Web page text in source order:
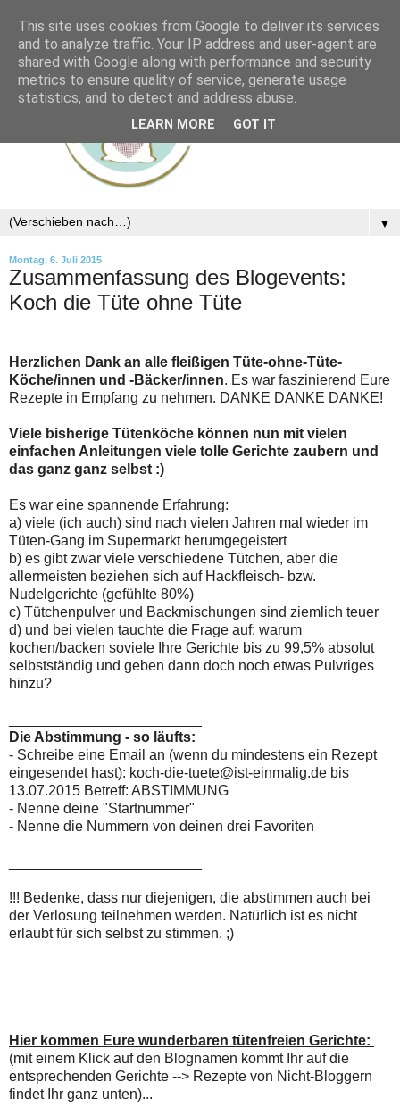
▼
Montag, 6. Juli 2015
Zusammenfassung des Blogevents:
Koch die Tüte ohne Tüte
Herzlichen Dank an alle fleißigen Tüte-ohne-Tüte-
Köche/innen und -Bäcker/innen. Es war faszinierend Eure
Rezepte in Empfang zu nehmen. DANKE DANKE DANKE!
Viele bisherige Tütenköche können nun mit vielen
einfachen Anleitungen viele tolle Gerichte zaubern und
das ganz ganz selbst :)
Es war eine spannende Erfahrung:
a) viele (ich auch) sind nach vielen Jahren mal wieder im
Tüten-Gang im Supermarkt herumgegeistert
b) es gibt zwar viele verschiedene Tütchen, aber die
allermeisten beziehen sich auf Hackfleisch- bzw.
Nudelgerichte (gefühlte 80%)
c) Tütchenpulver und Backmischungen sind ziemlich teuer
d) und bei vielen tauchte die Frage auf: warum
kochen/backen soviele Ihre Gerichte bis zu 99,5% absolut
selbstständig und geben dann doch noch etwas Pulvriges
hinzu?
Die Abstimmung - so läufts:
- Schreibe eine Email an (wenn du mindestens ein Rezept
eingesendet hast): koch-die-tuete@ist-einmalig.de bis
13.07.2015 Betreff: ABSTIMMUNG
- Nenne deine "Startnummer"
- Nenne die Nummern von deinen drei Favoriten
!!! Bedenke, dass nur diejenigen, die abstimmen auch bei
der Verlosung teilnehmen werden. Natürlich ist es nicht
erlaubt für sich selbst zu stimmen. ;)
Hier kommen Eure wunderbaren tütenfreien Gerichte:
(mit einem Klick auf den Blognamen kommt Ihr auf die
entsprechenden Gerichte --> Rezepte von Nicht-Bloggern
findet Ihr ganz unten)...
This site uses cookies from Google to deliver its services
and to analyze traffic. Your IP address and user-agent are
shared with Google along with performance and security
metrics to ensure quality of service, generate usage
statistics, and to detect and address abuse.
LEARN MORE GOT IT